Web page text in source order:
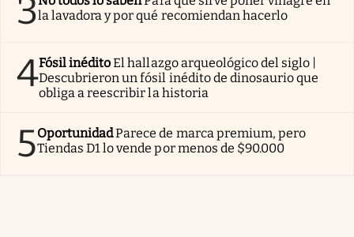
3la lavadora y por qué recomiendan hacerlo
4Fósil inéditoEl hallazgo arqueológico del siglo |
Descubrieron un fósil inédito de dinosaurio que
obliga a reescribir la historia
5OportunidadParece de marca premium, pero
Tiendas D1 lo vende por menos de $90.000